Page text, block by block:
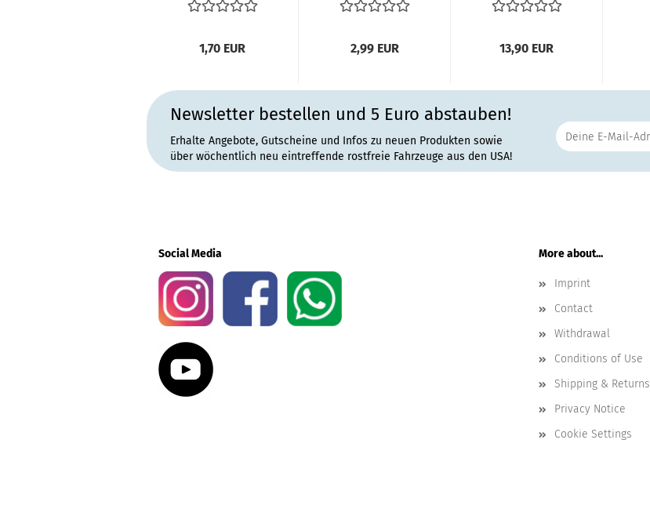
1,70 EUR
25hp+30hp
2,99 EUR
Beetle, Bus...
13,90 EUR
Newsletter bestellen und 5 Euro abstauben!
Erhalte Angebote, Gutscheine und Infos zu neuen Produkten sowie
über wöchentlich neu eintreffende rostfreie Fahrzeuge aus den USA!
Social Media More about...
Imprint
Contact
Withdrawal
Conditions of Use
Shipping & Returns
Privacy Notice
Cookie Settings